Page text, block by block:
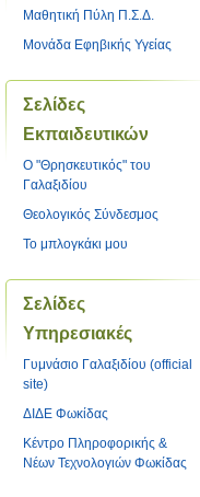
Μαθητική Πύλη Π.Σ.Δ.
Μονάδα Εφηβικής Υγείας
Σελίδες
Εκπαιδευτικών
O "Θρησκευτικός" του
Γαλαξιδίου
Θεολογικός Σύνδεσμος
Το μπλογκάκι μου
Σελίδες
Υπηρεσιακές
Γυμνάσιο Γαλαξιδίου (official
site)
ΔΙΔΕ Φωκίδας
Κέντρο Πληροφορικής &
Νέων Τεχνολογιών Φωκίδας